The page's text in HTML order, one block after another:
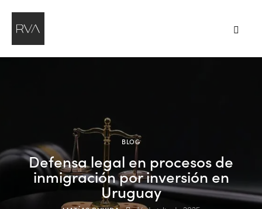
BLOG
Defensa legal en procesos de
inmigración por inversión en
Uruguay